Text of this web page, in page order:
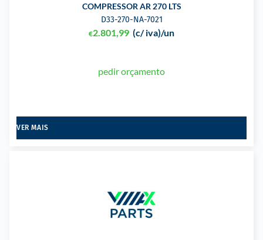
COMPRESSOR AR 270 LTS
D33-270-NA-7021
€2.801,99 (c/ iva)/un
pedir orçamento
VER MAIS